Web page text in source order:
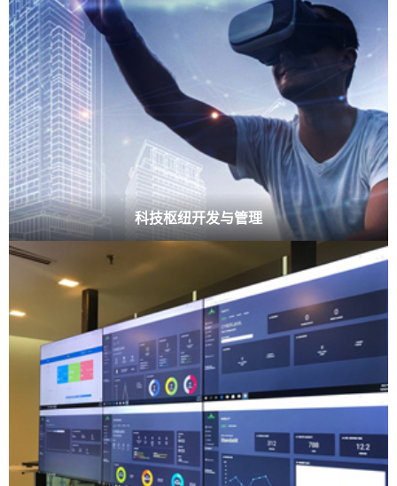
科技枢纽开发与管理